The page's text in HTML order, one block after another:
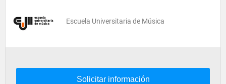
Escuela Universitaria de Música
Solicitar información